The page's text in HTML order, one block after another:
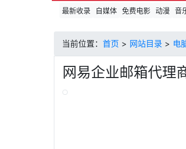
最新收录 自媒体 免费电影 动漫 音
当前位置： 首页 > 网站目录 > 电
网易企业邮箱代理